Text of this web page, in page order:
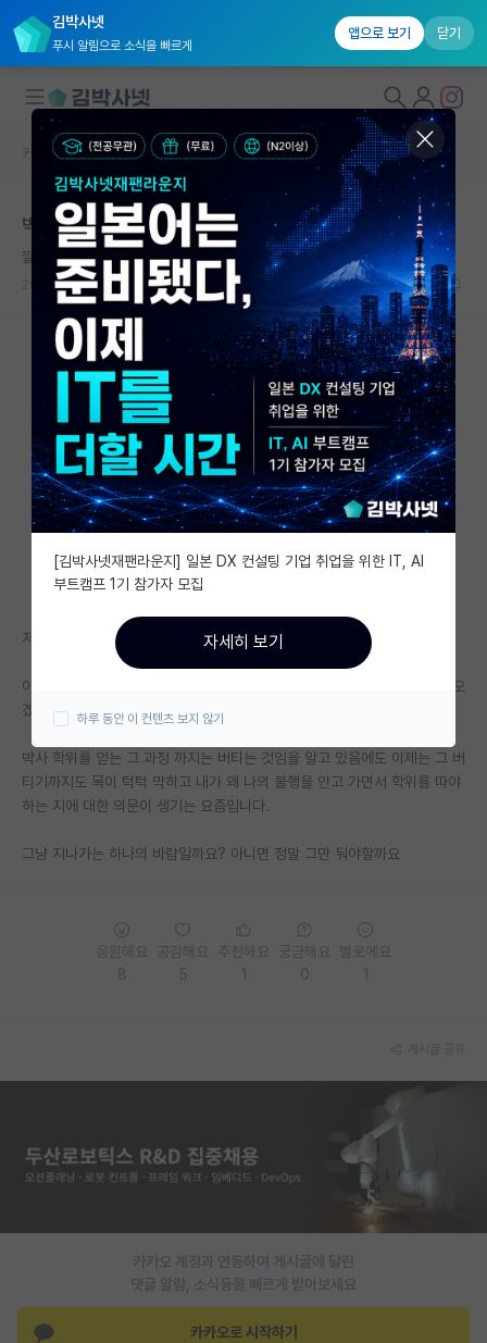
김박사넷
푸시 알림으로 소식을 빠르게
앱으로 보기 닫기
대학원생 모집
국내대학원 정보
연구실&오픈랩
커뮤니티
커뮤니티 홈
전체글보기
베스트 게시판
IF 명예의전당
자유 게시판(아무개랩)
미국 유학 게시판
미국 대학원 합격 후기 게시판
대학원생 모집 게시판
연구실(PI) 홍보 게시판
석박사 채용 정보 게시판
장학금/장학생 게시판
홍보 게시판
커리어
커뮤니티 홈 자유 게시판(아무개랩)
박사 과정 힘드네요 벌써
깔끔한 그레고어 멘델
2024.01.20 6 5513
저년차 과정입니다
아무리 열심히 해도 여전히 제 자리에 있는 것 같은 생각에 대학원을 처음 오
겠다는 그 열정과 의지는 없어진 지 오래입니다.
박사 학위를 얻는 그 과정 까지는 버티는 것임을 알고 있음에도 이제는 그 버
티기까지도 목이 턱턱 막히고 내가 왜 나의 불행을 안고 가면서 학위를 따야
하는 지에 대한 의문이 생기는 요즘입니다.
그냥 지나가는 하나의 바람일까요? 아니면 정말 그만 둬야할까요
카카오 계정과 연동하여 게시글에 달린
댓글 알람, 소식등을 빠르게 받아보세요
카카오로 시작하기
[김박사넷재팬라운지] 일본 DX 컨설팅 기업 취업을 위한 IT, AI
부트캠프 1기 참가자 모집
자세히 보기
하루 동안 이 컨텐츠 보지 않기